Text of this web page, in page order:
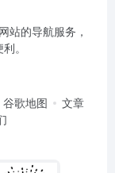
站的导航服务，
。
谷歌地图
文章